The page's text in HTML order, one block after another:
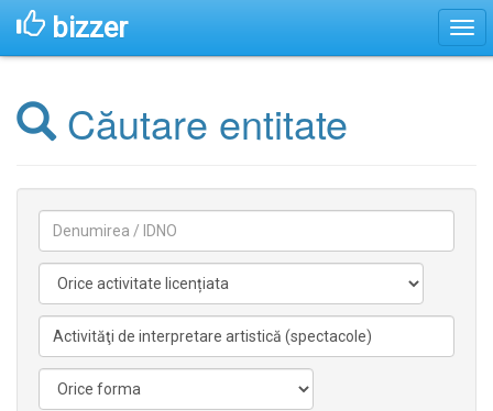
bizzer
Căutare entitate
licentiata
nelicentiata